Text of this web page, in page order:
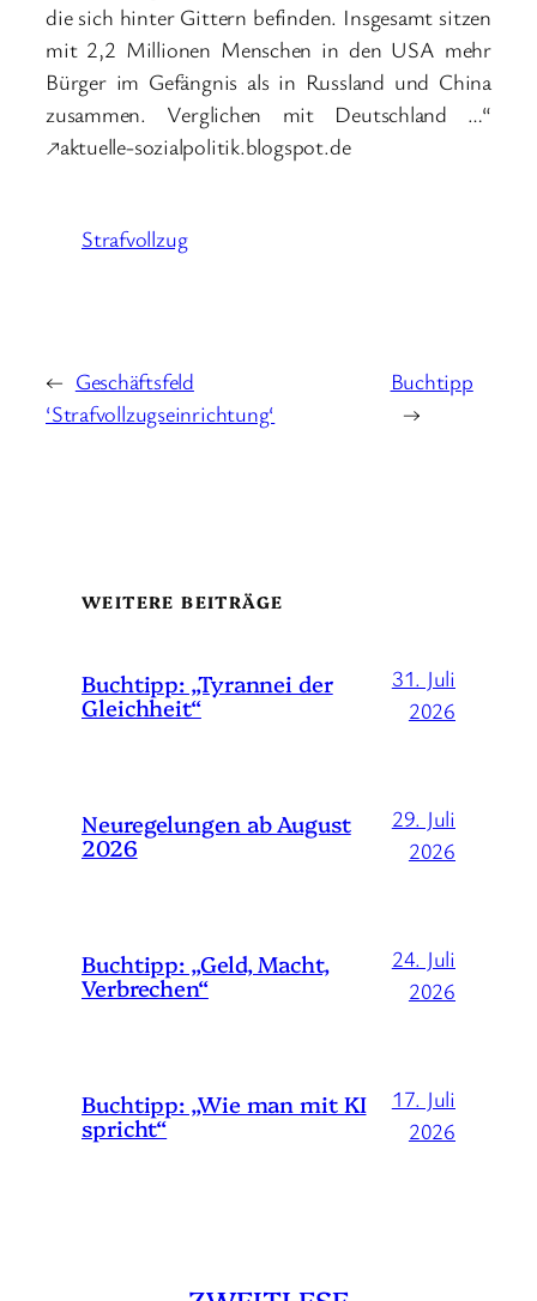
die sich hinter Gittern befinden. Insgesamt sitzen
mit 2,2 Millionen Menschen in den USA mehr
Bürger im Gefängnis als in Russland und China
zusammen. Verglichen mit Deutschland …“
↗aktuelle-sozialpolitik.blogspot.de
Strafvollzug
← Geschäftsfeld
‘Strafvollzugseinrichtung‘
Buchtipp
→
WEITERE BEITRÄGE
Buchtipp: „Tyrannei der
Gleichheit“
31. Juli
2026
Neuregelungen ab August
2026
29. Juli
2026
Buchtipp: „Geld, Macht,
Verbrechen“
24. Juli
2026
Buchtipp: „Wie man mit KI
spricht“
17. Juli
2026